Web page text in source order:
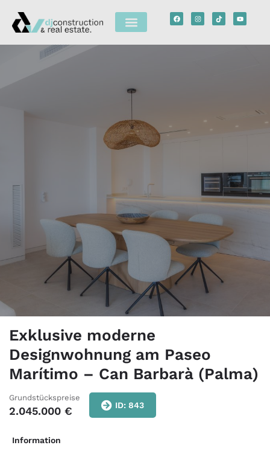
Exklusive moderne
Designwohnung am Paseo
Marítimo – Can Barbarà (Palma)
Grundstückspreise
2.045.000 € ID: 843
Information